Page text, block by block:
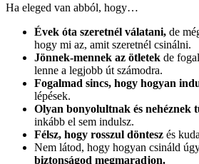
Ha eleged van abból, hogy…
Évek óta szeretnél válatani, de
hogy mi az, amit szeretnél csinálni.
Jönnek-mennek az ötletek de
lenne a legjobb út számodra.
Fogalmad sincs, hogy hogyan
lépések.
Olyan bonyolultnak és nehéznek
inkább el sem indulsz.
Félsz, hogy rosszul döntesz és
Nem látod, hogy hogyan csináld
biztonságod megmaradjon.